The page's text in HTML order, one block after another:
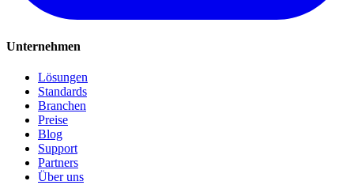
Unternehmen
Lösungen
Standards
Branchen
Preise
Blog
Support
Partners
Über uns